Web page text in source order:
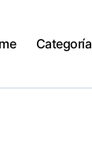
Categoría